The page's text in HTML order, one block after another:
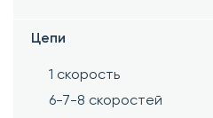
Цепи
1 скорость
6-7-8 скоростей